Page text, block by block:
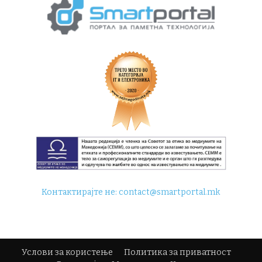
Контактирајте не:contact@smartportal.mk
Услови за користење
Политика за приватност